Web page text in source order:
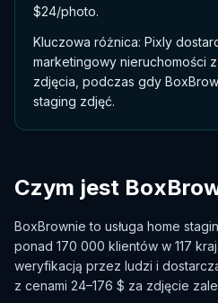
$24/photo.
Kluczowa różnica: Pixly
marketingowy nieruchomości
zdjęcia, podczas gdy
staging zdjęć.
Czym jest
BoxBrownie to usługa home
ponad 170 000 klientów w 117
weryfikacją przez ludzi i
z cenami 24–176 $ za zdjęcie